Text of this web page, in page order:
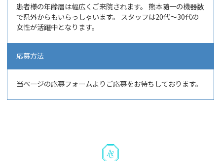
患者様の年齢層は幅広くご来院されます。 熊本随一の機器数
で県外からもいらっしゃいます。 スタッフは20代～30代の
女性が活躍中となります。
応募方法
当ページの応募フォームよりご応募をお待ちしております。